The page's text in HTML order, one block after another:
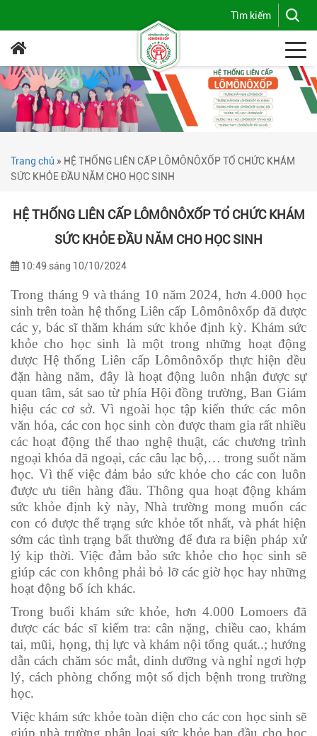
Trang chủ » HỆ THỐNG LIÊN CẤP LÔMÔNÔXỐP TỔ CHỨC KHÁM
SỨC KHỎE ĐẦU NĂM CHO HỌC SINH
HỆ THỐNG LIÊN CẤP LÔMÔNÔXỐP TỔ CHỨC KHÁM
SỨC KHỎE ĐẦU NĂM CHO HỌC SINH
10:49 sáng 10/10/2024
Trong tháng 9 và tháng 10 năm 2024, hơn 4.000 học
sinh trên toàn hệ thống Liên cấp Lômônôxốp đã được
các y, bác sĩ thăm khám sức khỏe định kỳ. Khám sức
khỏe cho học sinh là một trong những hoạt động
được Hệ thống Liên cấp Lômônôxốp thực hiện đều
đặn hàng năm, đây là hoạt động luôn nhận được sự
quan tâm, sát sao từ phía Hội đồng trường, Ban Giám
hiệu các cơ sở. Vì ngoài học tập kiến thức các môn
văn hóa, các con học sinh còn được tham gia rất nhiều
các hoạt động thể thao nghệ thuật, các chương trình
ngoại khóa dã ngoại, các câu lạc bộ,… trong suốt năm
học. Vì thế việc đảm bảo sức khỏe cho các con luôn
được ưu tiên hàng đầu. Thông qua hoạt động khám
sức khỏe định kỳ này, Nhà trường mong muốn các
con có được thể trạng sức khỏe tốt nhất, và phát hiện
sớm các tình trạng bất thường để đưa ra biện pháp xử
lý kịp thời. Việc đảm bảo sức khỏe cho học sinh sẽ
giúp các con không phải bỏ lỡ các giờ học hay những
hoạt động bổ ích khác.
Trong buổi khám sức khỏe, hơn 4.000 Lomoers đã
được các bác sĩ kiểm tra: cân nặng, chiều cao, khám
tai, mũi, họng, thị lực và khám nội tổng quát..; hướng
dẫn cách chăm sóc mắt, dinh dưỡng và nghỉ ngơi hợp
lý, cách phòng chống một số dịch bệnh trong trường
học.
Việc khám sức khỏe toàn diện cho các con học sinh sẽ
giúp nhà trường phân loại sức khỏe ban đầu cho học